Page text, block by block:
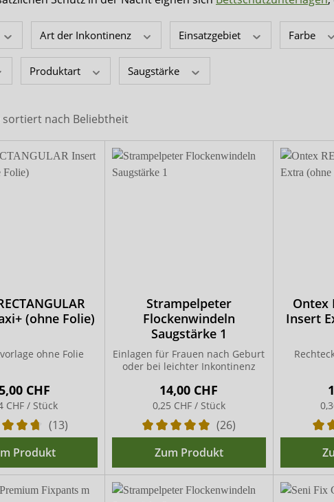
DryNites
Art der Inkontinenz Einsatzgebiet Farbe
Produktart Saugstärke
sortiert nach Beliebtheit
(ohne Folie)
ohne Folie
CHF
CHF / Stück
(13)
Produkt
Strampelpeter
Flockenwindeln
Saugstärke 1
Einlagen für Frauen nach Geburt
oder bei leichter Inkontinenz
14,00 CHF
0,25 CHF / Stück
(26)
Zum Produkt
Ontex
Insert